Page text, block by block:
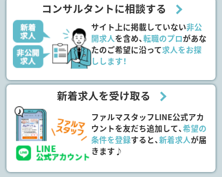
コンサルタントに相談する
サイト上に掲載していない非公
開求人を含め、転職のプロがあな
たのご希望に沿って求人をお探
しします！
新着求人を受け取る
ファルマスタッフLINE公式アカ
ウントを友だち追加して、希望の
条件を登録すると、新着求人が届
きます♪